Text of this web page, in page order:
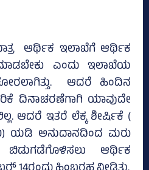
ಆರ್ಥಿಕ ಇಲಾಖೆಗೆ ಆರ್ಥಿಕ
ಎಂದು ಇಲಾಖೆಯ
ಆದರೆ ಹಿಂದಿನ
ದಿನಾಚರಣೆಗಾಗಿ ಯಾವುದೇ
ಆದರೆ ಇತರೆ ಲೆಕ್ಕ ಶೀರ್ಷಿಕೆ (
ಯಡಿ ಅನುದಾನದಿಂದ ಮರು
ಆರ್ಥಿಕ